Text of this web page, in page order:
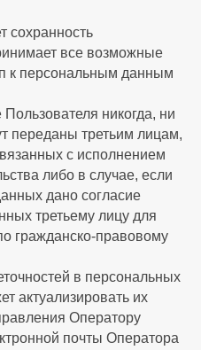
сохранность
все возможные
к персональным данным
никогда, ни
переданы третьим лицам,
с исполнением
либо в случае, если
дано согласие
третьему лицу для
гражданско-правовому
в персональных
актуализировать их
Оператору
почты Оператора